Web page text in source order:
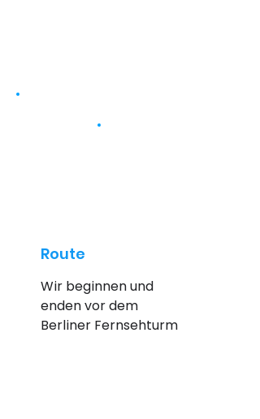
Route
Wir beginnen und
enden vor dem
Berliner Fernsehturm